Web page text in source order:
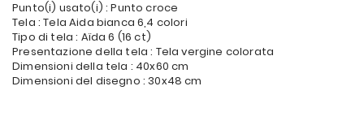
Punto(i) usato(i) : Punto croce
Tela : Tela Aida bianca 6,4 colori
Tipo di tela : Aïda 6 (16 ct)
Presentazione della tela : Tela vergine colorata
Dimensioni della tela : 40x60 cm
Dimensioni del disegno : 30x48 cm